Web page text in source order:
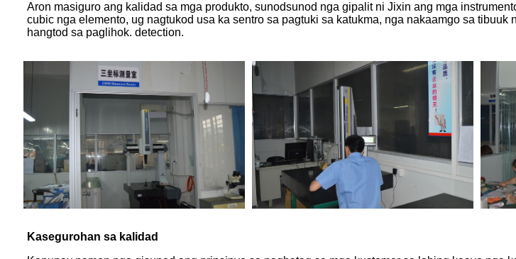
Aron masiguro ang kalidad sa mga produkto, sunodsunod nga gipalit ni Jixin ang mga
cubic nga elemento, ug nagtukod usa ka sentro sa pagtuki sa katukma, nga nakaamgo sa
hangtod sa paglihok. detection.
Kasegurohan sa kalidad